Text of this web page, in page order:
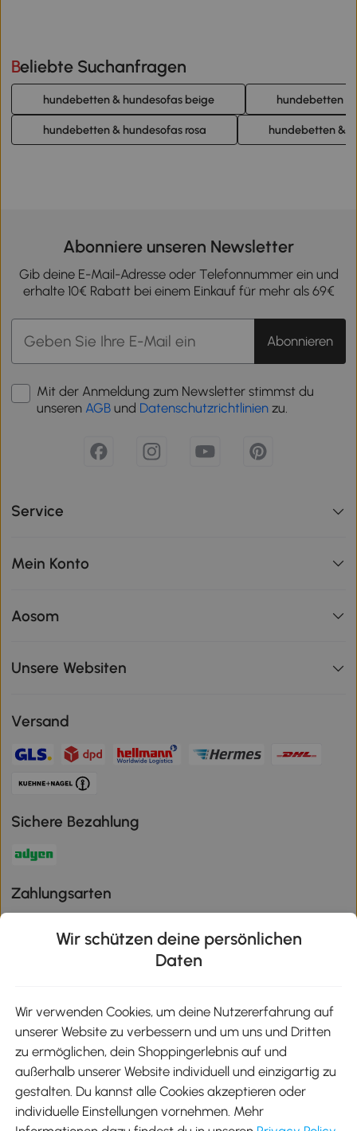
Beliebte Suchanfragen
hundebetten & hundesofas beige hundebetten &
hundebetten & hundesofas rosa hundebetten &
Abonniere unseren Newsletter
Gib deine E-Mail-Adresse oder Telefonnummer ein und
erhalte 10€ Rabatt bei einem Einkauf für mehr als 69€
Abonnieren
Mit der Anmeldung zum Newsletter stimmst du
unseren AGB und Datenschutzrichtlinien zu.
Service
Mein Konto
Aosom
Unsere Websiten
Versand
Sichere Bezahlung
Zahlungsarten
Aosom-App
Google Play
Wir schützen deine persönlichen
Daten
Wir verwenden Cookies, um deine Nutzererfahrung auf
unserer Website zu verbessern und um uns und Dritten
zu ermöglichen, dein Shoppingerlebnis auf und
außerhalb unserer Website individuell und einzigartig zu
gestalten. Du kannst alle Cookies akzeptieren oder
individuelle Einstellungen vornehmen. Mehr